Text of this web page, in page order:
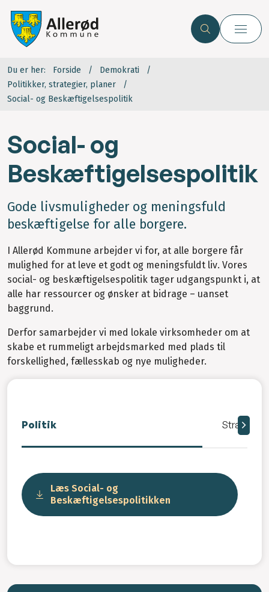
Du er her: Forside
Demokrati
Politikker, strategier, planer
Social- og Beskæftigelsespolitik
Social- og
Beskæftigelsespolitik
Gode livsmuligheder og meningsfuld
beskæftigelse for alle borgere.
I Allerød Kommune arbejder vi for, at alle borgere får
mulighed for at leve et godt og meningsfuldt liv. Vores
social- og beskæftigelsespolitik tager udgangspunkt i, at
alle har ressourcer og ønsker at bidrage – uanset
baggrund.
Derfor samarbejder vi med lokale virksomheder om at
skabe et rummeligt arbejdsmarked med plads til
forskellighed, fællesskab og nye muligheder.
Politik Strategier
Læs Social- og
Beskæftigelsespolitikken